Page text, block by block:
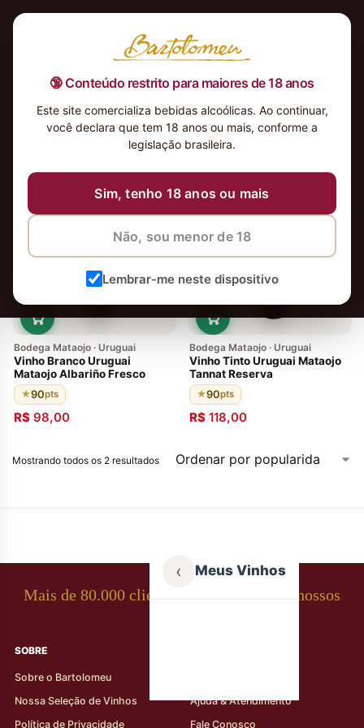
🔞 Conteúdo restrito para maiores de 18 anos
Este site comercializa bebidas alcoólicas. Ao continuar,
você declara que tem 18 anos ou mais, conforme a
legislação brasileira.
Sim, tenho 18 anos ou mais
Não, sou menor de 18
Lembrar-me neste dispositivo
Bodega Mataojo · Uruguai
Vinho Branco Uruguai
Mataojo Albariño Fresco
★90pts
R$ 98,00
Bodega Mataojo · Uruguai
Vinho Tinto Uruguai Mataojo
Tannat Reserva
★90pts
R$ 118,00
Mostrando todos os 2 resultados
‹ Meus Vinhos
Mais de 80.000 clientes apaixonados por nossos
SOBRE
Sobre o Bartolomeu
Nossa Seleção de Vinhos
Política de Privacidade
Ajuda & Atendimento
Fale Conosco